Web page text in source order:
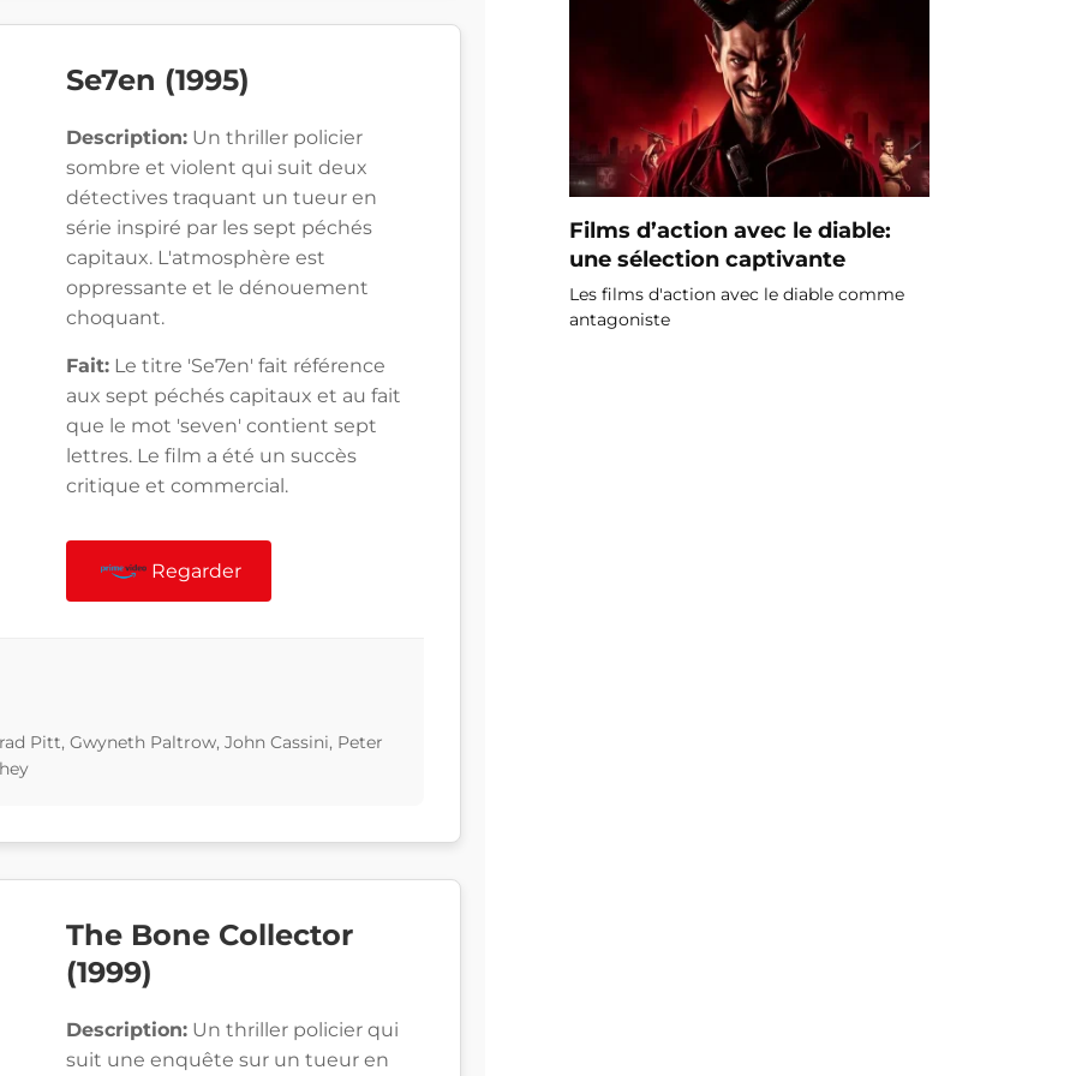
Se7en (1995)
Description: Un thriller policier
sombre et violent qui suit deux
détectives traquant un tueur en
série inspiré par les sept péchés
capitaux. L'atmosphère est
oppressante et le dénouement
choquant.
Fait: Le titre 'Se7en' fait référence
aux sept péchés capitaux et au fait
que le mot 'seven' contient sept
lettres. Le film a été un succès
critique et commercial.
Regarder
Pitt, Gwyneth Paltrow, John Cassini, Peter
The Bone Collector
(1999)
Description: Un thriller policier qui
suit une enquête sur un tueur en
Films d’action avec le diable:
une sélection captivante
Les films d'action avec le diable comme
antagoniste